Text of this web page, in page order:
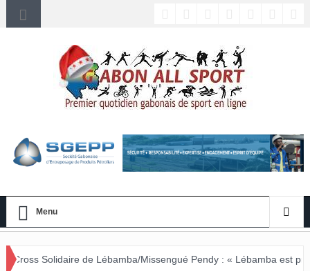
Menu
Lébamba/Missengué Pendy : « Lébamba est prêt à accueillir ce